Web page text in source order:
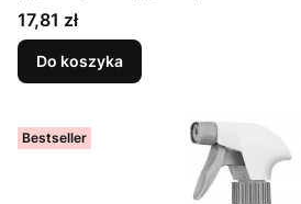
Cena
17,81 zł
Do koszyka
Bestseller